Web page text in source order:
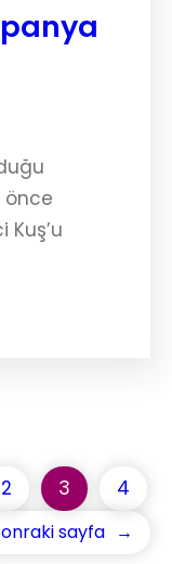
önce
Kuş’u
2 3 4
sayfa →